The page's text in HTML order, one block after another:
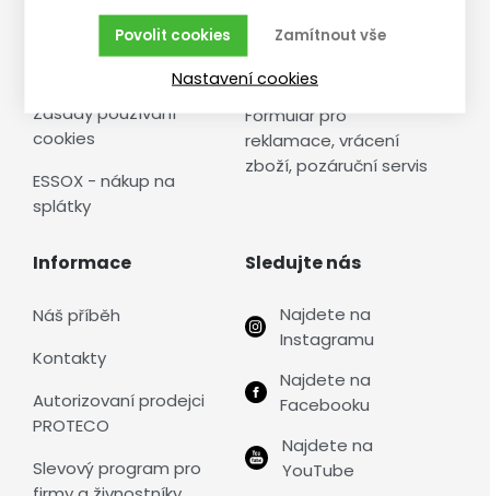
Ochrana osobních
Zásady používání
cookies
ESSOX - nákup na
splátky
Vrácení zboží
Pozáruční servis
Formulář pro
reklamace, vrácení
zboží, pozáruční servis
Informace
Náš příběh
Kontakty
Autorizovaní prodejci
PROTECO
Slevový program pro
Sledujte nás
Najdete na
Instagramu
Najdete na
Facebooku
Najdete na
YouTube
Zamítnout vše
Povolit cookies
Nastavení cookies